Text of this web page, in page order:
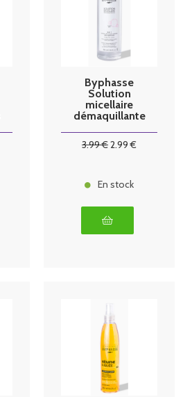
Byphasse
Solution
micellaire
démaquillante
3.99€2.99 €
En stock